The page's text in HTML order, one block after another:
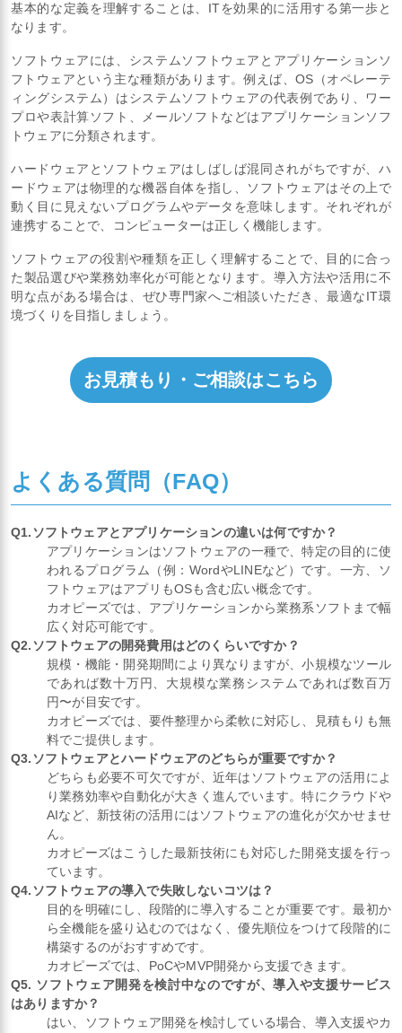
基本的な定義を理解することは、ITを効果的に活用する第一歩と
なります。
ソフトウェアには、システムソフトウェアとアプリケーションソ
フトウェアという主な種類があります。例えば、OS（オペレーテ
ィングシステム）はシステムソフトウェアの代表例であり、ワー
プロや表計算ソフト、メールソフトなどはアプリケーションソフ
トウェアに分類されます。
ハードウェアとソフトウェアはしばしば混同されがちですが、ハ
ードウェアは物理的な機器自体を指し、ソフトウェアはその上で
動く目に見えないプログラムやデータを意味します。それぞれが
連携することで、コンピューターは正しく機能します。
ソフトウェアの役割や種類を正しく理解することで、目的に合っ
た製品選びや業務効率化が可能となります。導入方法や活用に不
明な点がある場合は、ぜひ専門家へご相談いただき、最適なIT環
境づくりを目指しましょう。
お見積もり・ご相談はこちら
よくある質問（FAQ）
Q1.ソフトウェアとアプリケーションの違いは何ですか？
アプリケーションはソフトウェアの一種で、特定の目的に使
われるプログラム（例：WordやLINEなど）です。一方、ソ
フトウェアはアプリもOSも含む広い概念です。
カオピーズでは、アプリケーションから業務系ソフトまで幅
広く対応可能です。
Q2.ソフトウェアの開発費用はどのくらいですか？
規模・機能・開発期間により異なりますが、小規模なツール
であれば数十万円、大規模な業務システムであれば数百万
円〜が目安です。
カオピーズでは、要件整理から柔軟に対応し、見積もりも無
料でご提供します。
Q3.ソフトウェアとハードウェアのどちらが重要ですか？
どちらも必要不可欠ですが、近年はソフトウェアの活用によ
り業務効率や自動化が大きく進んでいます。特にクラウドや
AIなど、新技術の活用にはソフトウェアの進化が欠かせませ
ん。
カオピーズはこうした最新技術にも対応した開発支援を行っ
ています。
Q4.ソフトウェアの導入で失敗しないコツは？
目的を明確にし、段階的に導入することが重要です。最初か
ら全機能を盛り込むのではなく、優先順位をつけて段階的に
構築するのがおすすめです。
カオピーズでは、PoCやMVP開発から支援できます。
Q5. ソフトウェア開発を検討中なのですが、導入や支援サービス
はありますか？
はい、ソフトウェア開発を検討している場合、導入支援やカ